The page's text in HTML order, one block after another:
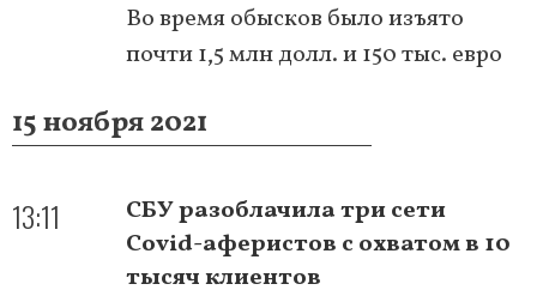
Во время обысков было изъято
почти 1,5 млн долл. и 150 тыс. евро
15 ноября 2021
13:11
СБУ разоблачила три сети
Covid-аферистов с охватом в 10
тысяч клиентов